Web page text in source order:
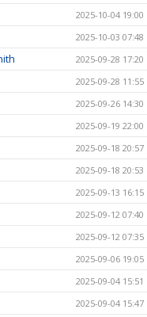
2025-10-04 19:00
2025-10-03 07:48
2025-09-28 17:20
2025-09-28 11:55
2025-09-26 14:30
2025-09-19 22:00
2025-09-18 20:57
2025-09-18 20:53
2025-09-13 16:15
2025-09-12 07:40
2025-09-12 07:35
2025-09-06 19:05
2025-09-04 15:51
2025-09-04 15:47